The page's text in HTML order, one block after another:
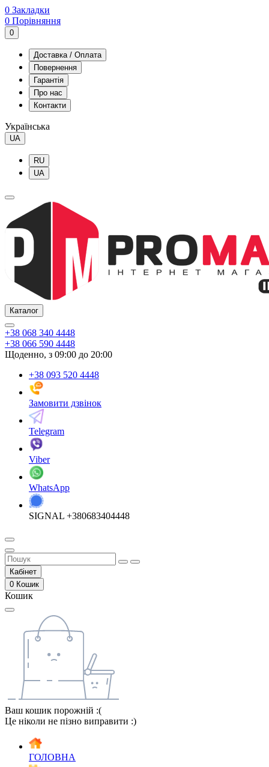
0 Закладки
0 Порівняння
0
Доставка / Оплата
Повернення
Гарантія
Про нас
Контакти
Українська
UA
RU
UA
Каталог
+38 068 340 4448
+38 066 590 4448
Щоденно, з 09:00 до 20:00
+38 093 520 4448
Замовити дзвінок
Telegram
Viber
WhatsApp
SIGNAL +380683404448
Кабінет
0 Кошик
Кошик
Ваш кошик порожній :(
Це ніколи не пізно виправити :)
ГОЛОВНА